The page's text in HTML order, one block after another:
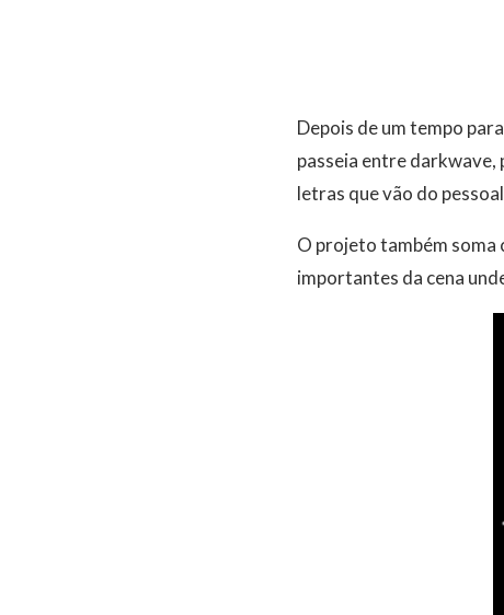
Depois de um tempo
passeia entre
letras que vão do
O projeto também soma
importantes da cena